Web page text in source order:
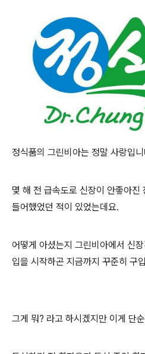
정식품의 그린비아는 정말 사랑입
몇 해 전 급속도로 신장이 안좋아진
들어했었던 적이 있었는데요.
어떻게 아셨는지 그린비아에서 신
입을 시작하곤 지금까지 꾸준히 구
그게 뭐? 라고 하시겠지만 이게 단